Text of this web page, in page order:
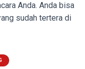
Anda. Anda bisa
sudah tertera di